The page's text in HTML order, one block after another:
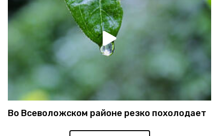
Во Всеволожском районе резко похолодает